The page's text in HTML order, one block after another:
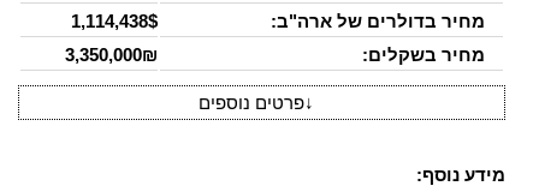
מחיר בדולרים של ארה"ב:
1,114,438$
מחיר בשקלים:
3,350,000₪
↓פרטים נוספים
מידע נוסף: